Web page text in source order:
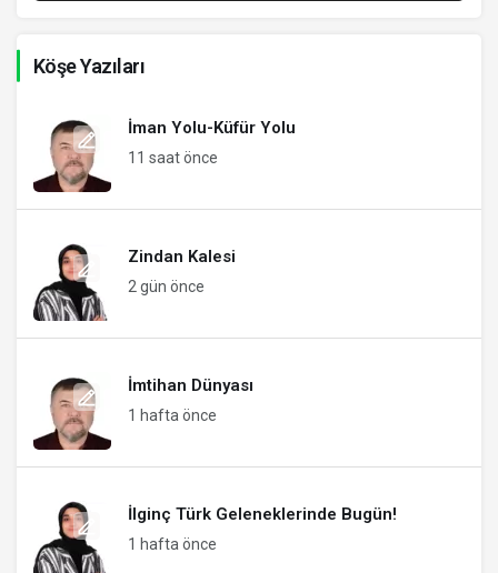
Köşe Yazıları
İman Yolu-Küfür Yolu
11 saat önce
Zindan Kalesi
2 gün önce
İmtihan Dünyası
1 hafta önce
İlginç Türk Geleneklerinde Bugün!
1 hafta önce